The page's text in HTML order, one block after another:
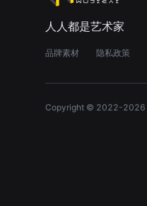
人人都是艺术家
品牌素材 隐私政策
Copyright © 2022-2026